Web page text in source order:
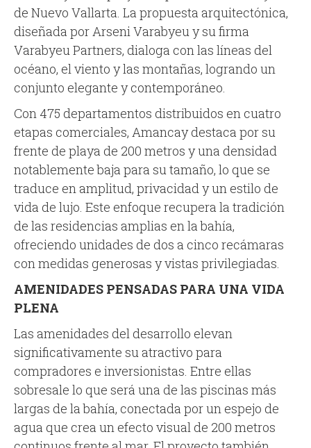
de Nuevo Vallarta. La propuesta arquitectónica,
diseñada por Arseni Varabyeu y su firma
Varabyeu Partners, dialoga con las líneas del
océano, el viento y las montañas, logrando un
conjunto elegante y contemporáneo.
Con 475 departamentos distribuidos en cuatro
etapas comerciales, Amancay destaca por su
frente de playa de 200 metros y una densidad
notablemente baja para su tamaño, lo que se
traduce en amplitud, privacidad y un estilo de
vida de lujo. Este enfoque recupera la tradición
de las residencias amplias en la bahía,
ofreciendo unidades de dos a cinco recámaras
con medidas generosas y vistas privilegiadas.
AMENIDADES PENSADAS PARA UNA VIDA
PLENA
Las amenidades del desarrollo elevan
significativamente su atractivo para
compradores e inversionistas. Entre ellas
sobresale lo que será una de las piscinas más
largas de la bahía, conectada por un espejo de
agua que crea un efecto visual de 200 metros